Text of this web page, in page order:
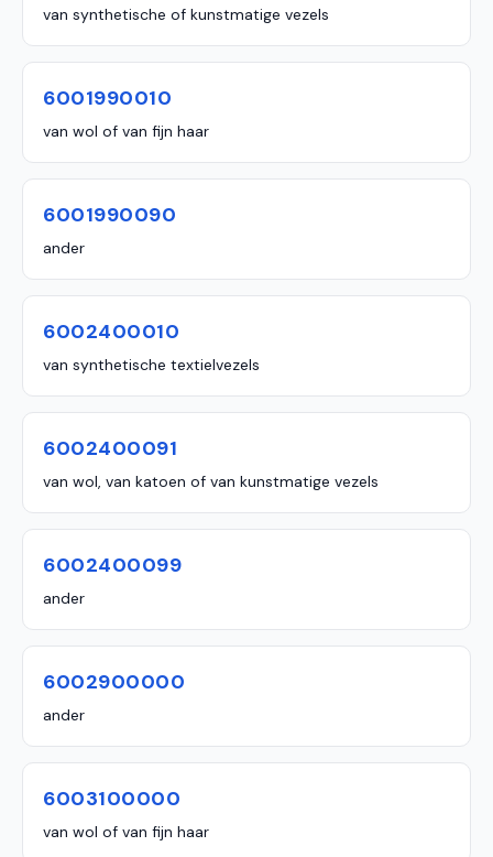
van synthetische of kunstmatige vezels
6001990010
van wol of van fijn haar
6001990090
ander
6002400010
van synthetische textielvezels
6002400091
van wol, van katoen of van kunstmatige vezels
6002400099
ander
6002900000
ander
6003100000
van wol of van fijn haar